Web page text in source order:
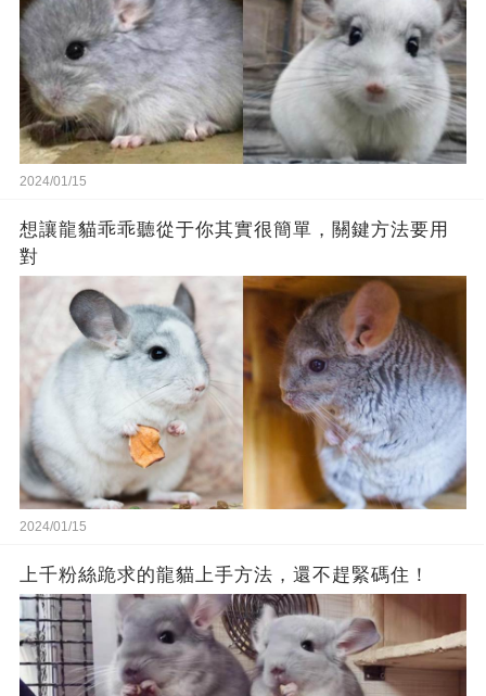
2024/01/15
想讓龍貓乖乖聽從于你其實很簡單，關鍵方法要用
對
2024/01/15
上千粉絲跪求的龍貓上手方法，還不趕緊碼住！